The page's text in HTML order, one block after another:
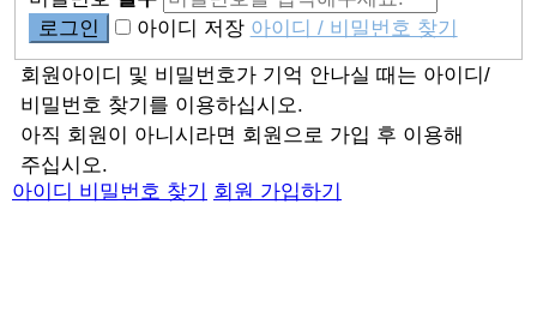
아이디 저장 아이디 / 비밀번호 찾기
회원아이디 및 비밀번호가 기억 안나실 때는 아이디/
비밀번호 찾기를 이용하십시오.
아직 회원이 아니시라면 회원으로 가입 후 이용해
주십시오.
아이디 비밀번호 찾기 회원 가입하기